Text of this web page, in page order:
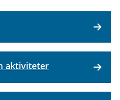
aktiviteter